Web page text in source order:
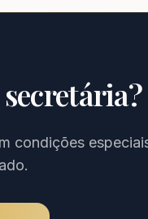
?
condições